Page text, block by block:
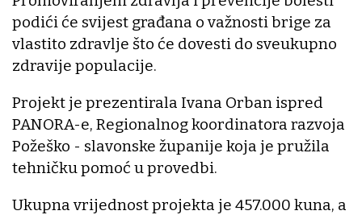
podići će svijest građana o važnosti brige za
vlastito zdravlje što će dovesti do sveukupno
zdravije populacije.
Projekt je prezentirala Ivana Orban ispred
PANORA-e, Regionalnog koordinatora razvoja
Požeško - slavonske županije koja je pružila
tehničku pomoć u provedbi.
Ukupna vrijednost projekta je 457.000 kuna, a